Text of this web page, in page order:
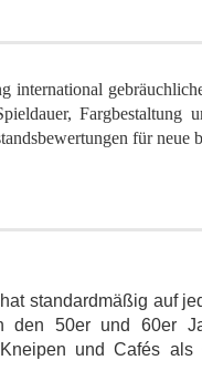
Passwort
international
für neue
standardmäßig auf
50er und 60er
und Cafés